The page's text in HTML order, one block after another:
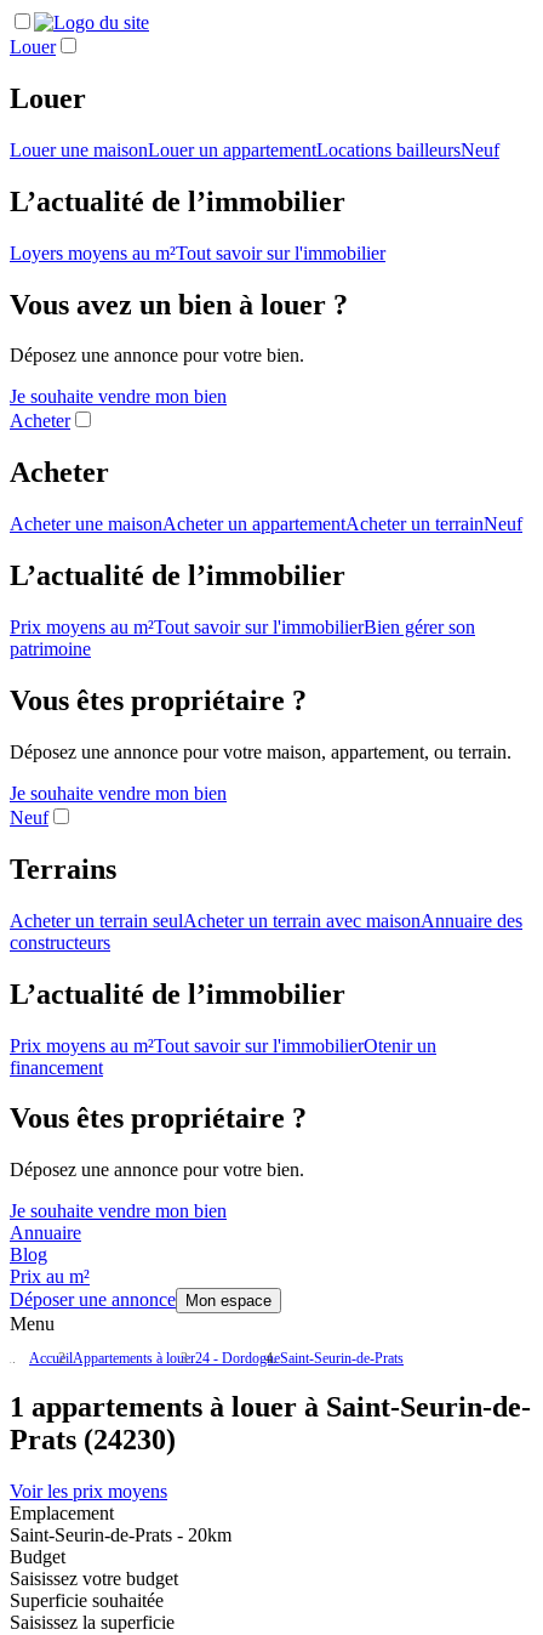
Louer
Louer
Louer une maisonLouer un appartementLocations bailleursNeuf
L’actualité de l’immobilier
Loyers moyens au m²Tout savoir sur l'immobilier
Vous avez un bien à louer ?
Déposez une annonce pour votre bien.
Je souhaite vendre mon bien
Acheter
Acheter
Acheter une maisonAcheter un appartementAcheter un terrainNeuf
L’actualité de l’immobilier
Prix moyens au m²Tout savoir sur l'immobilierBien gérer son
patrimoine
Vous êtes propriétaire ?
Déposez une annonce pour votre maison, appartement, ou terrain.
Je souhaite vendre mon bien
Neuf
Terrains
Acheter un terrain seulAcheter un terrain avec maisonAnnuaire des
constructeurs
L’actualité de l’immobilier
Prix moyens au m²Tout savoir sur l'immobilierOtenir un
financement
Vous êtes propriétaire ?
Déposez une annonce pour votre bien.
Je souhaite vendre mon bien
Annuaire
Blog
Prix au m²
Déposer une annonce
Mon espace
Menu
AccueilAppartements à louer24 - DordogneSaint-Seurin-de-Prats
1 appartements à louer à Saint-Seurin-de-
Prats (24230)
Voir les prix moyens
Emplacement
Saint-Seurin-de-Prats - 20km
Budget
Saisissez votre budget
Superficie souhaitée
Saisissez la superficie